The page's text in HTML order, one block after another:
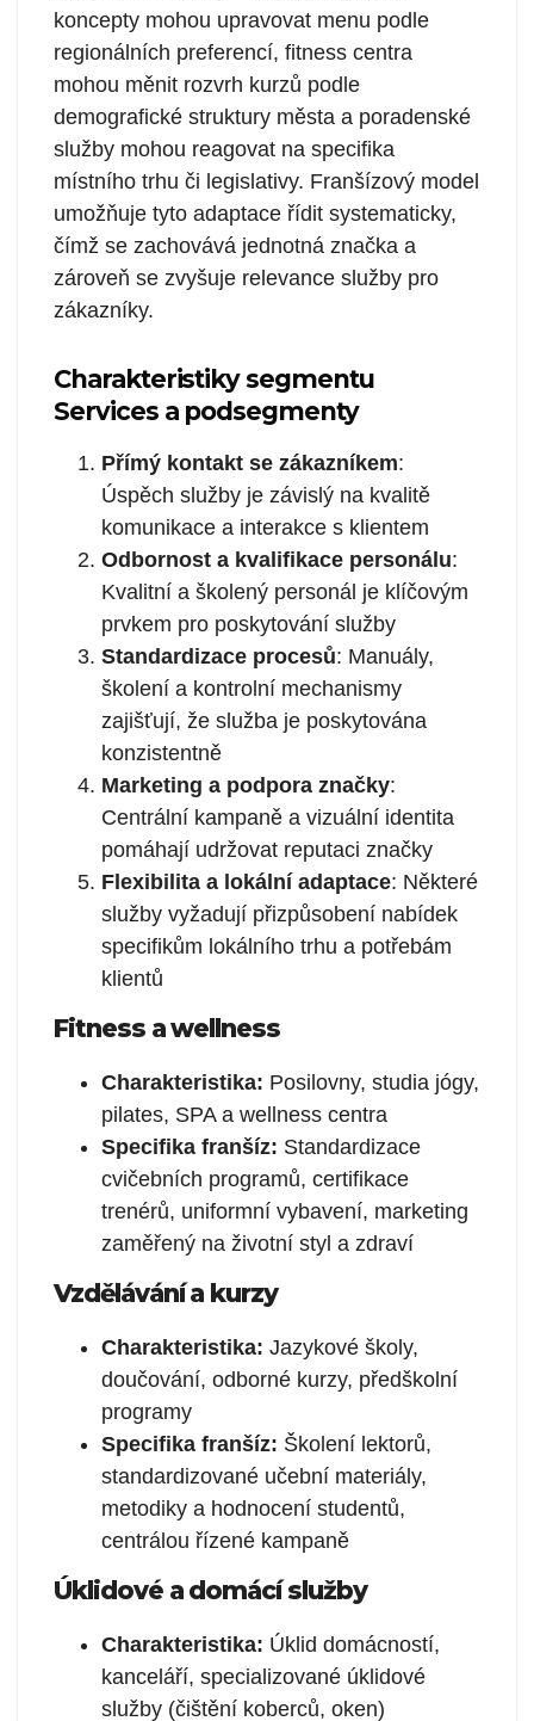
koncepty mohou upravovat menu podle
regionálních preferencí, fitness centra
mohou měnit rozvrh kurzů podle
demografické struktury města a poradenské
služby mohou reagovat na specifika
místního trhu či legislativy. Franšízový model
umožňuje tyto adaptace řídit systematicky,
čímž se zachovává jednotná značka a
zároveň se zvyšuje relevance služby pro
zákazníky.
Charakteristiky segmentu
Services a podsegmenty
Přímý kontakt se zákazníkem:
Úspěch služby je závislý na kvalitě
komunikace a interakce s klientem
Odbornost a kvalifikace personálu:
Kvalitní a školený personál je klíčovým
prvkem pro poskytování služby
Standardizace procesů: Manuály,
školení a kontrolní mechanismy
zajišťují, že služba je poskytována
konzistentně
Marketing a podpora značky:
Centrální kampaně a vizuální identita
pomáhají udržovat reputaci značky
Flexibilita a lokální adaptace: Některé
služby vyžadují přizpůsobení nabídek
specifikům lokálního trhu a potřebám
klientů
Fitness a wellness
Charakteristika: Posilovny, studia jógy,
pilates, SPA a wellness centra
Specifika franšíz: Standardizace
cvičebních programů, certifikace
trenérů, uniformní vybavení, marketing
zaměřený na životní styl a zdraví
Vzdělávání a kurzy
Charakteristika: Jazykové školy,
doučování, odborné kurzy, předškolní
programy
Specifika franšíz: Školení lektorů,
standardizované učební materiály,
metodiky a hodnocení studentů,
centrálou řízené kampaně
Úklidové a domácí služby
Charakteristika: Úklid domácností,
kanceláří, specializované úklidové
služby (čištění koberců, oken)